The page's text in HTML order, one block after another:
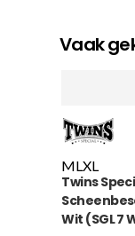
Vaak
MLXL
Twins
Wit (SGL 7